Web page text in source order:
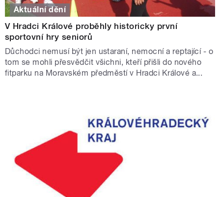
Aktuální dění
V Hradci Králové proběhly historicky první
sportovní hry seniorů
Důchodci nemusí být jen ustaraní, nemocní a reptající - o
tom se mohli přesvědčit všichni, kteří přišli do nového
fitparku na Moravském předměstí v Hradci Králové a...